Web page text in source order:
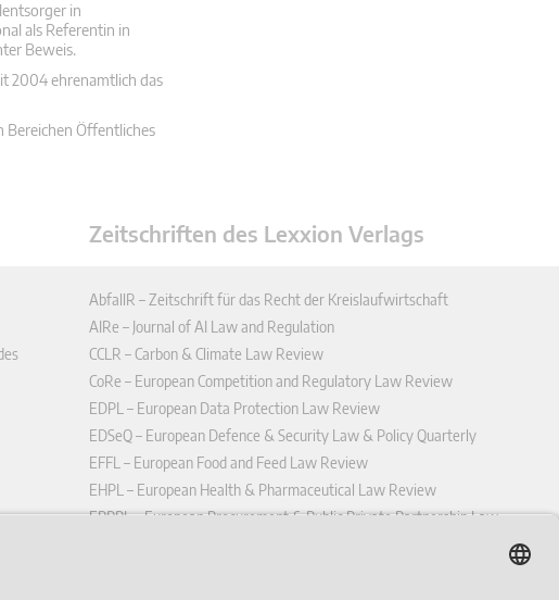
in
als Referentin in
Beweis.
2004 ehrenamtlich das
Bereichen Öffentliches
Zeitschriften des Lexxion Verlags
AbfallR – Zeitschrift für das Recht der Kreislaufwirtschaft
AIRe – Journal of AI Law and Regulation
CCLR – Carbon & Climate Law Review
CoRe – European Competition and Regulatory Law Review
EDPL – European Data Protection Law Review
EDSeQ – European Defence & Security Law & Policy Quarterly
EFFL – European Food and Feed Law Review
EHPL – European Health & Pharmaceutical Law Review
EPPPL – European Procurement & Public Private Partnership Law